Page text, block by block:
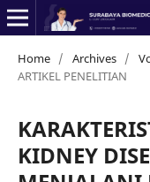
Home / Archives /
ARTIKEL PENELITIAN
KIDNEY